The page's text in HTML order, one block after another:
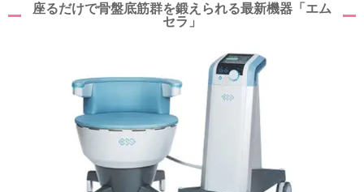
座るだけで骨盤底筋群を鍛えられる最新機器「エム
セラ」